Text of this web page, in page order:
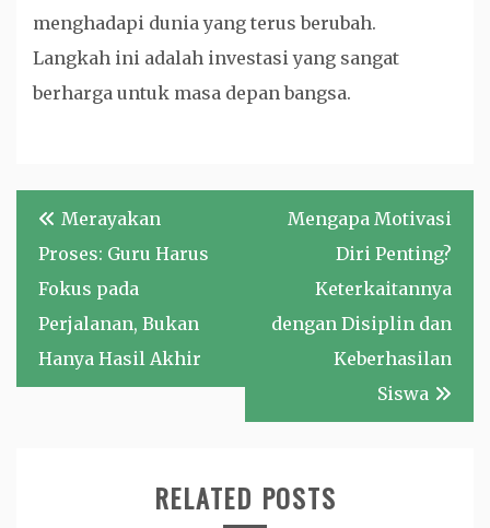
menghadapi dunia yang terus berubah.
Langkah ini adalah investasi yang sangat
berharga untuk masa depan bangsa.
Navigasi
pos
Merayakan
Proses: Guru Harus
Fokus pada
Perjalanan, Bukan
Hanya Hasil Akhir
Mengapa Motivasi
Diri Penting?
Keterkaitannya
dengan Disiplin dan
Keberhasilan
Siswa
RELATED POSTS